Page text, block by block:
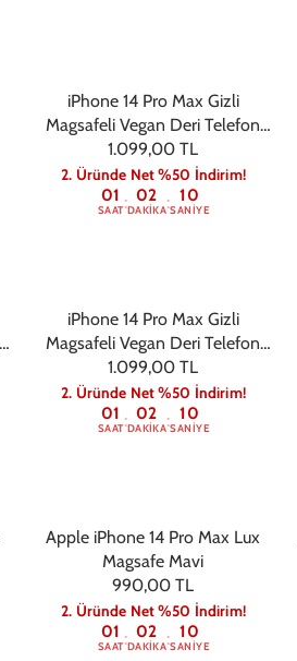
iPhone 14 Pro Max Gizli
Magsafeli Vegan Deri Telefon
Kılıfı - Turuncu
1.099,00 TL
2. Üründe Net %50 İndirim!
01
SAAT: 02
DAKIKA: 09
SANIYE
iPhone 14 Pro Max Gizli
Magsafeli Vegan Deri Telefon
Kılıfı - Gold
1.099,00 TL
2. Üründe Net %50 İndirim!
01
SAAT: 02
DAKIKA: 09
SANIYE
Apple iPhone 14 Pro Max Lux
Magsafe Mavi
990,00 TL
2. Üründe Net %50 İndirim!
01
SAAT: 02
DAKIKA: 09
SANIYE